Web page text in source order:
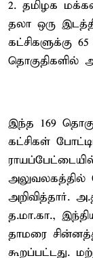
2. தமிழக
தலா ஒரு
கட்சிகளுக்கு
தொகுதிகளில்
இந்த 169
கட்சிகள்
அலுவலகத்தில்
அறிவித்தார்.
த.மா.கா.,
தாமரை
கூறப்பட்டது.